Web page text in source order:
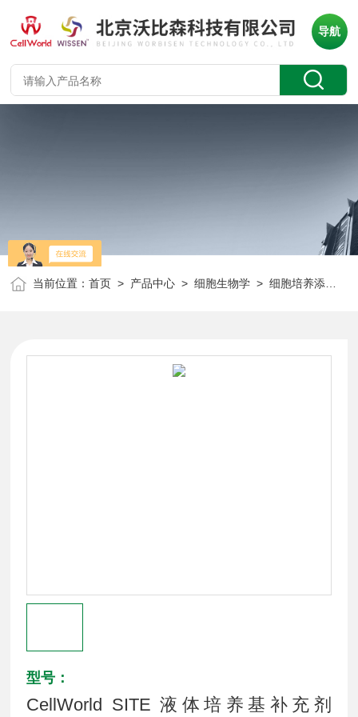
导航
当前位置：首页 > 产品中心 >细胞生物学 >细胞培养添加剂
型号：
CellWorld SITE 液体培养基补充剂